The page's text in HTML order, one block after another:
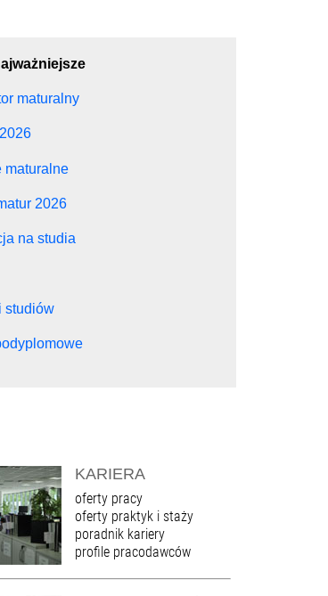
maturalny
maturalne
2026
na studia
studiów
KARIERA
oferty pracy
oferty praktyk i staży
poradnik kariery
profile pracodawców